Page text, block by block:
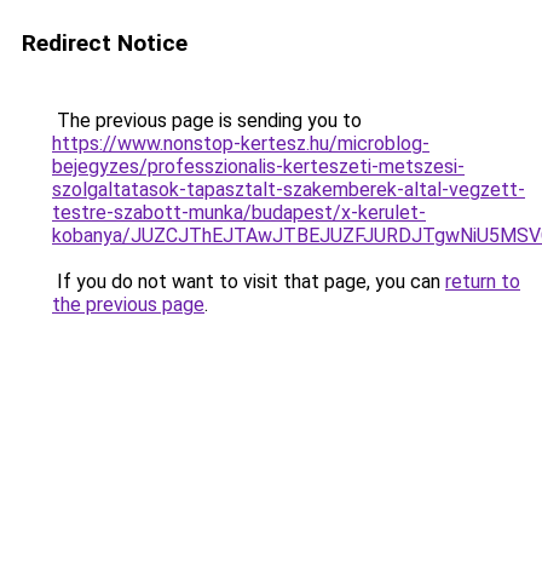
Redirect Notice
The previous page is sending you to
https://www.nonstop-kertesz.hu/microblog-
bejegyzes/professzionalis-kerteszeti-metszesi-
szolgaltatasok-tapasztalt-szakemberek-altal-vegzett-
testre-szabott-munka/budapest/x-kerulet-
kobanya/
If you do not want to visit that page, you can return to
the previous page.